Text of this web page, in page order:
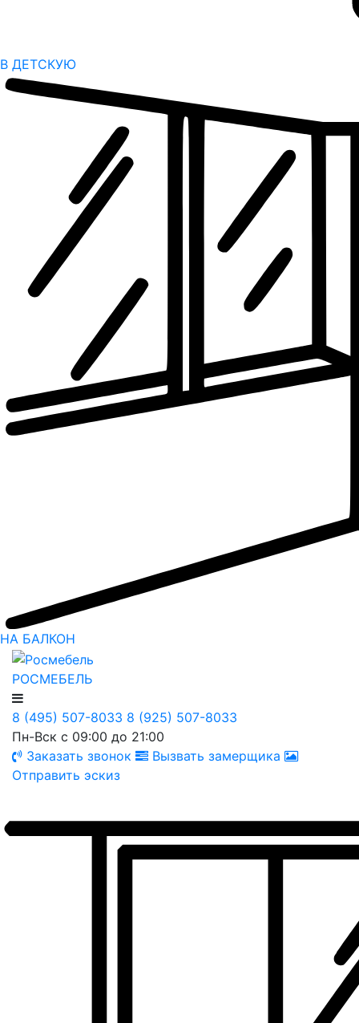
В ДЕТСКУЮ
НА БАЛКОН
РОСМЕБЕЛЬ
8 (495) 507-8033 8 (925) 507-8033
Пн-Вск с 09:00 до 21:00
Заказать звонок
Вызвать замерщика
Отправить эскиз